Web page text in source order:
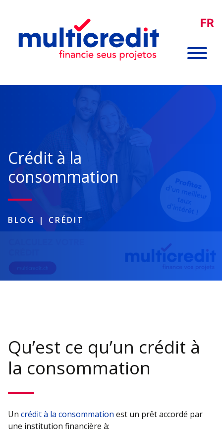
FR
Crédit à la
consommation
BLOG| CRÉDIT
Qu’est ce qu’un crédit à
la consommation
Un crédit à la consommation est un prêt accordé par
une institution financière à: